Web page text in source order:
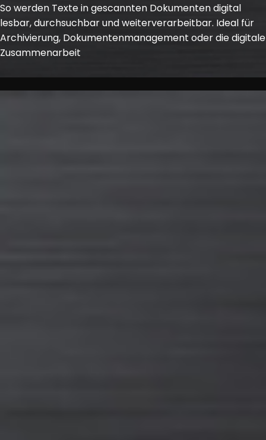
So werden Texte in gescannten Dokumenten digital
lesbar, durchsuchbar und weiterverarbeitbar. Ideal für
Archivierung, Dokumentenmanagement oder die digitale
Zusammenarbeit